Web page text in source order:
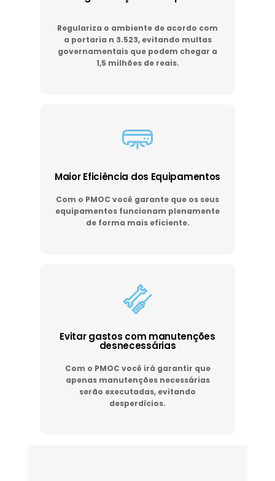
Regulariza o ambiente de acordo com
a portaria n 3.523, evitando multas
governamentais que podem chegar a
1,5 milhões de reais.
Maior Eficiência dos Equipamentos
Com o PMOC você garante que os seus
equipamentos funcionam plenamente
de forma mais eficiente.
Evitar gastos com manutenções
desnecessárias
Com o PMOC você irá garantir que
apenas manutenções necessárias
serão executadas, evitando
desperdícios.